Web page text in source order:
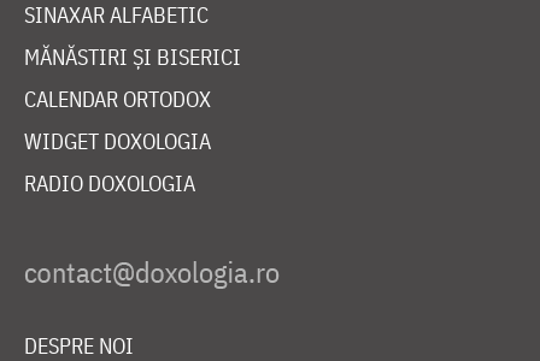
SINAXAR ALFABETIC
MĂNĂSTIRI ȘI BISERICI
CALENDAR ORTODOX
WIDGET DOXOLOGIA
RADIO DOXOLOGIA
DESPRE NOI